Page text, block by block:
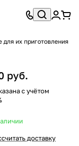
их приготовления
руб.
с учётом
доставку